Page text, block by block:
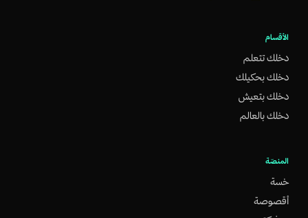
الأقسام
دخلك تتعلم
دخلك بحكيلك
دخلك بتعيش
دخلك بالعالم
المنصّة
خسة
أقصوصة